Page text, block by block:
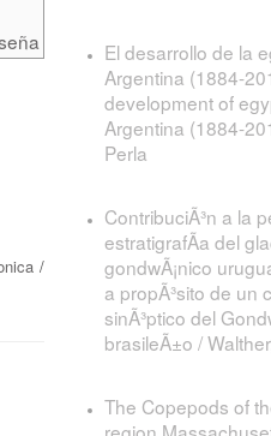
/
El desarrollo de la
Argentina (1884-
development of
Argentina (1884-
Perla
ContribuciÃ³n a la
estratigrafÃ­a del
gondwÃ¡nico
a propÃ³sito de un
sinÃ³ptico del
brasileÃ±o /
The Copepods of